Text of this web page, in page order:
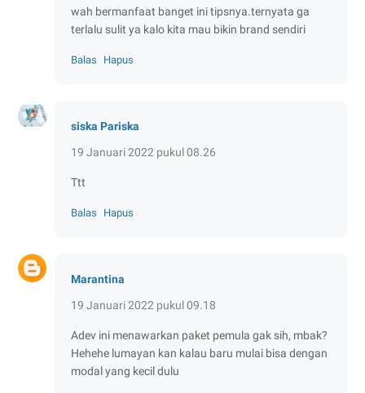
wah bermanfaat banget ini tipsnya.ternyata ga
terlalu sulit ya kalo kita mau bikin brand sendiri
Balas Hapus
siska Pariska
19 Januari 2022 pukul 08.26
Ttt
Balas Hapus
Marantina
19 Januari 2022 pukul 09.18
Adev ini menawarkan paket pemula gak sih, mbak?
Hehehe lumayan kan kalau baru mulai bisa dengan
modal yang kecil dulu